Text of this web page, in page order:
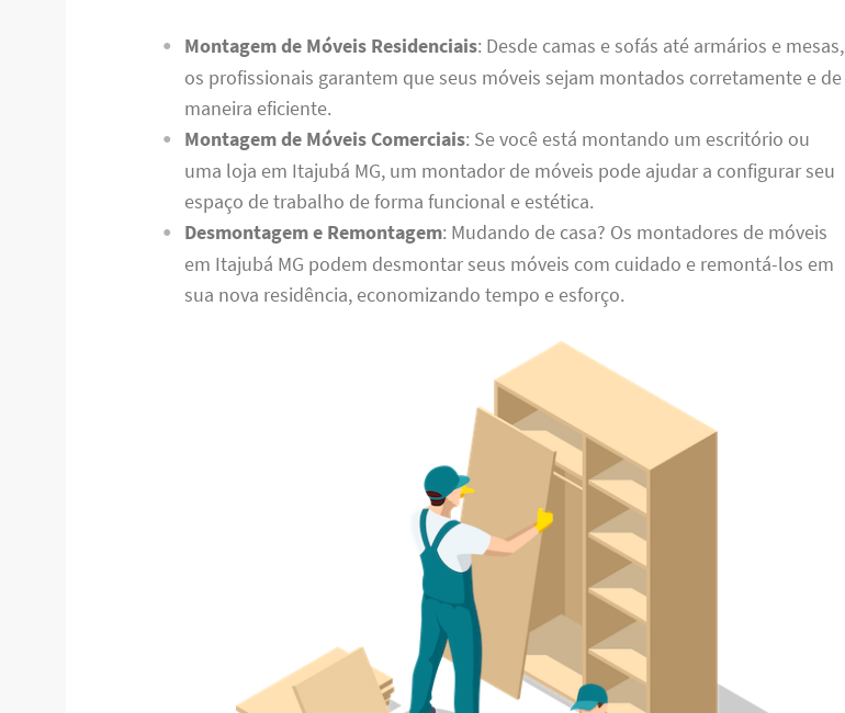
Montagem de Móveis Residenciais: Desde camas e sofás até armários e mesas,
os profissionais garantem que seus móveis sejam montados corretamente e de
maneira eficiente.
Montagem de Móveis Comerciais: Se você está montando um escritório ou
uma loja em Itajubá MG, um montador de móveis pode ajudar a configurar seu
espaço de trabalho de forma funcional e estética.
Desmontagem e Remontagem: Mudando de casa? Os montadores de móveis
em Itajubá MG podem desmontar seus móveis com cuidado e remontá-los em
sua nova residência, economizando tempo e esforço.